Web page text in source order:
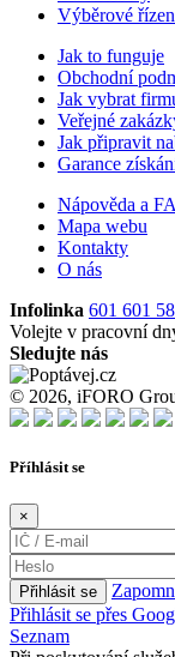
Výběrové
Jak to funguje
Obchodní
Jak vybrat
Veřejné
Jak připravit
Garance
Nápověda a
Mapa webu
Kontakty
O nás
Infolinka 601 601
Volejte v pracovní
Sledujte nás
© 2026, iFORO
Příhlásit se
×
Přihlásit se
Přihlásit se přes
Seznam